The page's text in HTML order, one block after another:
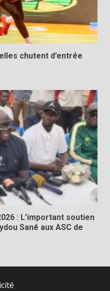
chutent d’entrée
: L’important soutien
Sané aux ASC de